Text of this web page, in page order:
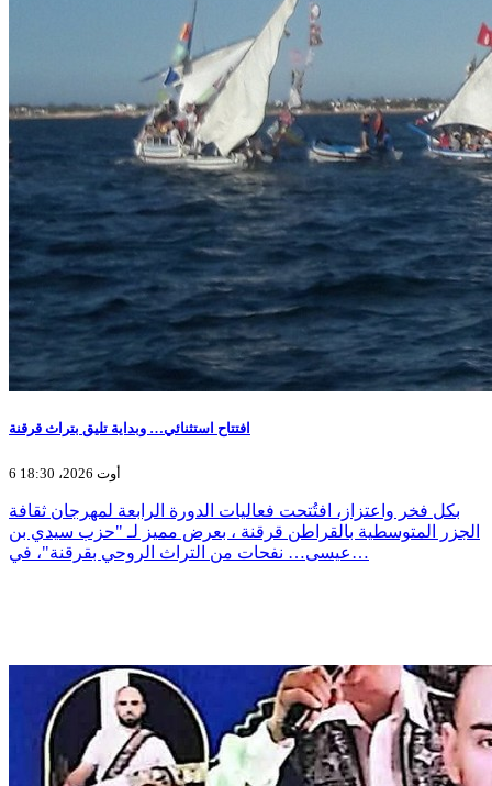
افتتاح استثنائي… وبداية تليق بتراث قرقنة
6 أوت 2026، 18:30
بكل فخر واعتزاز، افتُتحت فعاليات الدورة الرابعة لمهرجان ثقافة
الجزر المتوسطية بالقراطن قرقنة ، بعرض مميز لـ "حزب سيدي بن
عيسى… نفحات من التراث الروحي بقرقنة"، في…